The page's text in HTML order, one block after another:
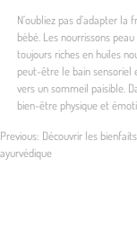
N’oubliez pas d’adapter
bébé. Les nourrissons
toujours riches en huiles
peut-être le bain sensoriel
vers un sommeil paisible.
bien-être physique et
Navigation
Previous: Découvrir les
ayurvédique